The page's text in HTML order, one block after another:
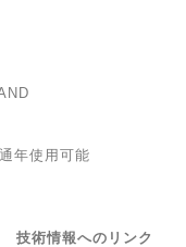
年使用可能
技術情報へのリンク